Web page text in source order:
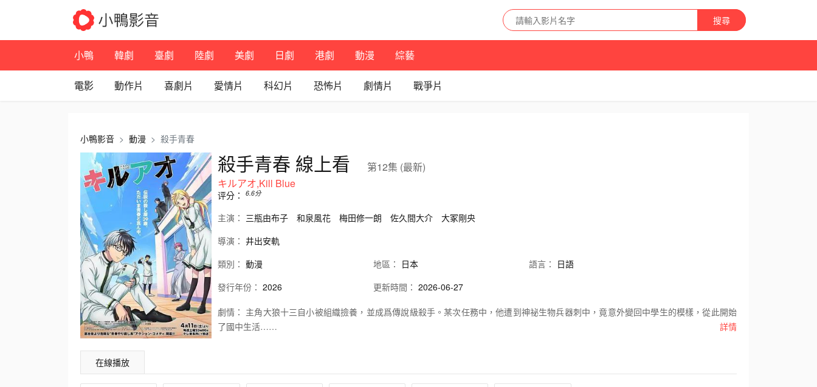
搜尋
小鴨 韓劇 臺劇 陸劇 美劇 日劇 港劇 動漫 綜藝
電影 動作片 喜劇片 愛情片 科幻片 恐怖片 劇情片 戰爭片
小鴨影音 動漫 殺手青春
殺手青春 線上看
第12集 (最新)
キルアオ,Kill Blue
评分： 6.6分
主演： 三瓶由布子 和泉風花 梅田修一朗 佐久間大介
大冢剛央
導演： 井出安軌
類別： 動漫 地區： 日本 語言： 日語
發行年份： 2026 更新時間： 2026-06-27
劇情： 主角大狼十三自小被組織撿養，並成爲傳說級殺手。某次任務中，他遭到神祕生物兵器刺中，竟意外變回中學生的模樣，從此開始
了國中生活……
詳情
在線播放